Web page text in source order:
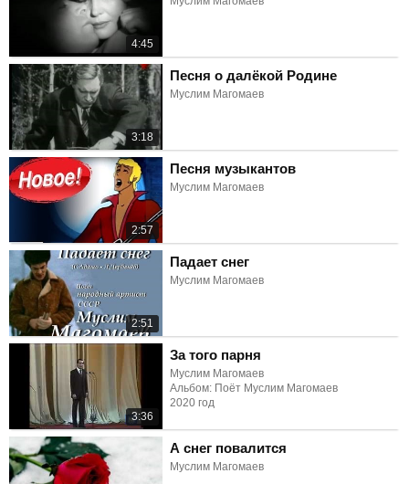
4:45
3:18
Песня о далёкой Родине
Муслим Магомаев
2:57
Песня музыкантов
Муслим Магомаев
2:51
Падает снег
Муслим Магомаев
3:36
За того парня
Муслим Магомаев
Альбом: Поёт Муслим Магомаев
2020 год
А снег повалится
Муслим Магомаев